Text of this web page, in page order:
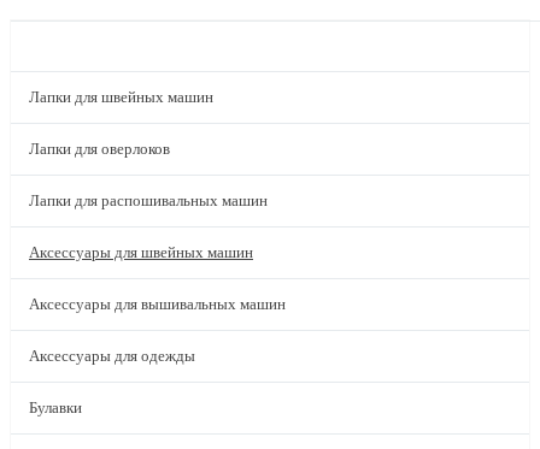
Лапки для швейных машин
Лапки для оверлоков
Лапки для распошивальных машин
Аксессуары для швейных машин
Аксессуары для вышивальных машин
Аксессуары для одежды
Булавки